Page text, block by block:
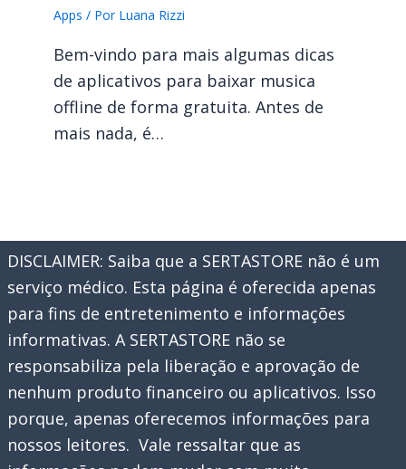
Apps / Por Luana Rizzi
Bem-vindo para mais algumas dicas
de aplicativos para baixar musica
offline de forma gratuita. Antes de
mais nada, é…
DISCLAIMER: Saiba que a SERTASTORE não é um
serviço médico. Esta página é oferecida apenas
para fins de entretenimento e informações
informativas. A SERTASTORE não se
responsabiliza pela liberação e aprovação de
nenhum produto financeiro ou aplicativos. Isso
porque, apenas oferecemos informações para
nossos leitores. Vale ressaltar que as